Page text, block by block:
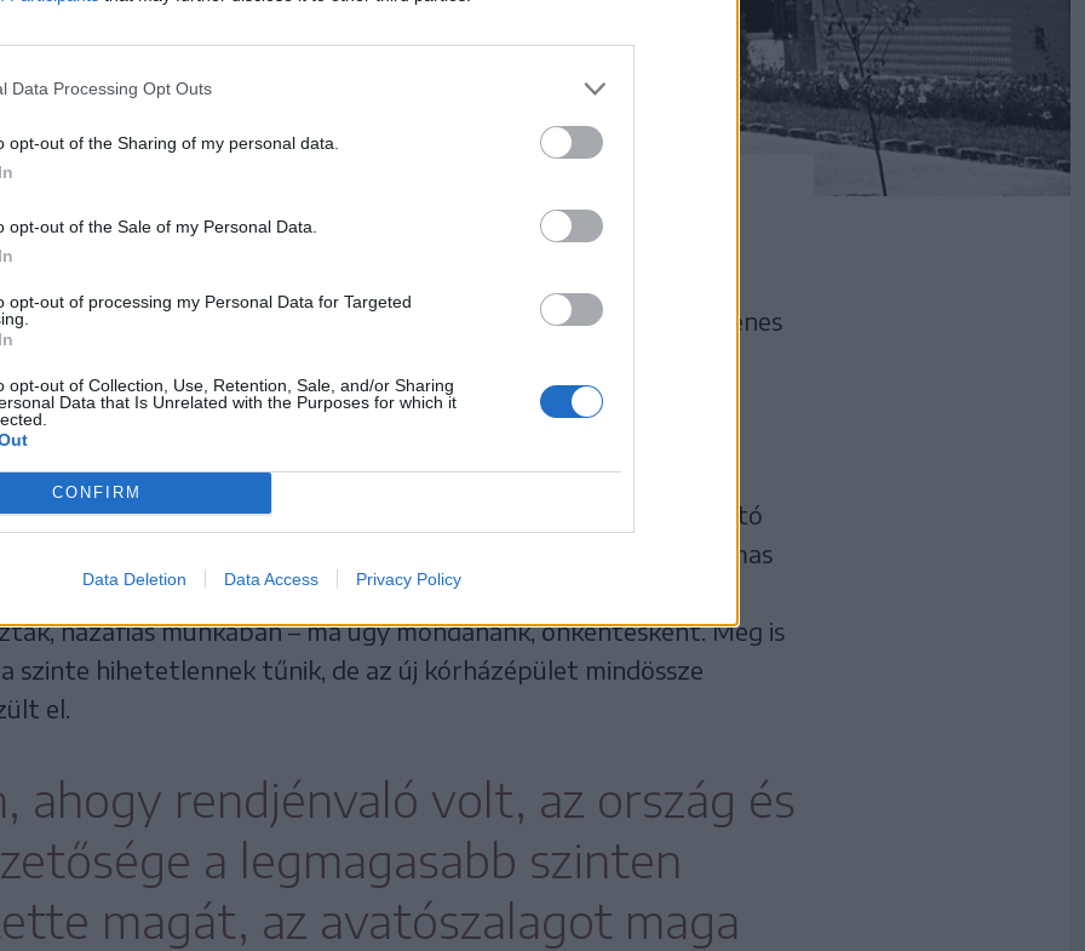
Data Processing Opt Outs
opt-out of the Sharing of my personal data.
opt-out of the Sale of my Personal Data.
opt-out of processing my Personal Data for Targeted
opt-out of Collection, Use, Retention, Sale, and/or Sharing
Data that Is Unrelated with the Purposes for which it
CONFIRM
Data Deletion Data Access Privacy Policy
ben (fotó Seiwarth László hagyatékából)
SÜRGŐSSÉGI KÓRHÁZ GYŰJTÉSE
nem csak sötét dolgok történtek: a hatvanas-hetvenes
as megyésítést követően a friss megyeszékhelyi státus
menetben zajlottak a felülről diktált fejlesztések
soha máskor nem volt itt annyi állami beruházás, mint ebben az
épült fel például az új gimnázium, a mai Octavian Goga mellett,
hatszázágyas, abban az időben a legmodernebbnek számító
a megyei kórház is a Nagy Laji dombján. Az építkezés hatalmas
emésztett fel, százak, ezrek dolgoztak az építőtelepen,
hazafias munkában – ma úgy mondanánk, önkéntesként. Meg is
szinte hihetetlennek tűnik, de az új kórházépület mindössze
el.
ahogy rendjénvaló volt, az ország és
a legmagasabb szinten
magát, az avatószalagot maga